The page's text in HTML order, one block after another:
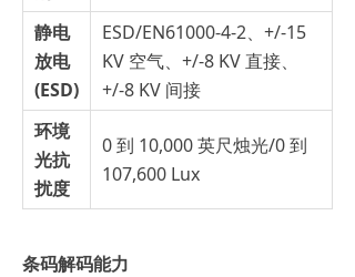
静电
放电
(ESD)
ESD/EN61000-4-2、+/-15
KV 空气、+/-8 KV 直接、
+/-8 KV 间接
环境
光抗
扰度
0 到 10,000 英尺烛光/0 到
107,600 Lux
条码解码能力